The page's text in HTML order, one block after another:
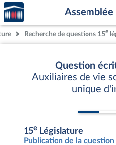
Aller au contenu
Aller en bas de la page
Accèder
à la
page
d'accueil
Assemblée
Recherche de questions 15e
Question
Auxiliaires de vie
unique
15e Législature
Publication de la